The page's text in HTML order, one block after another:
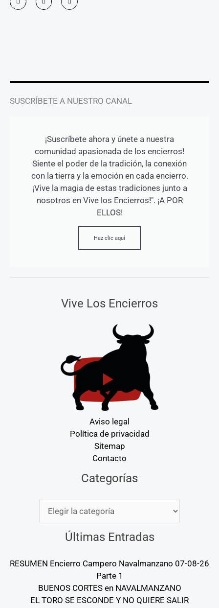
n
s
a
c
o
u
SUSCRÍBETE A NUESTRO CANAL
¡Suscríbete ahora y únete a nuestra
comunidad apasionada de los encierros!
Siente el poder de la tradición, la conexión
con la tierra y la emoción en cada encierro.
¡Vive la magia de estas tradiciones junto a
nosotros en Vive los Encierros!". ¡A POR
ELLOS!
Haz clic aquí
Vive Los Encierros
Aviso legal
Política de privacidad
Sitemap
Contacto
Categorías
Últimas Entradas
RESUMEN Encierro Campero Navalmanzano 07-08-26
Parte 1
BUENOS CORTES en NAVALMANZANO
EL TORO SE ESCONDE Y NO QUIERE SALIR